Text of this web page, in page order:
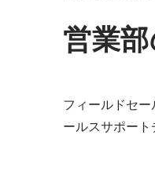
営業
フィールドセ
ールスサポート